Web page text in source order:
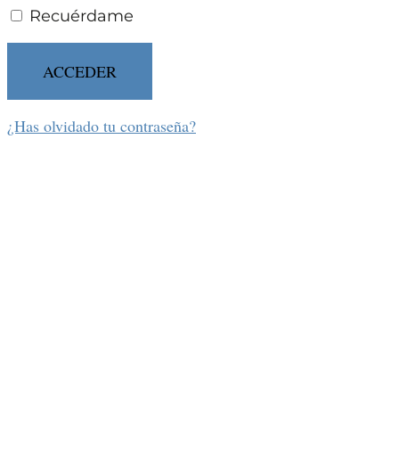
Recuérdame
¿Has olvidado tu contraseña?